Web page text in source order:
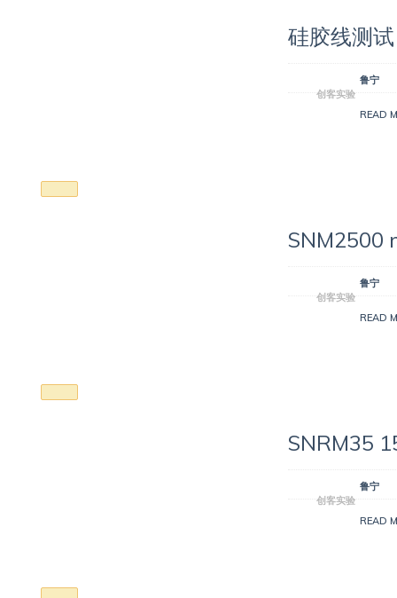
硅胶线测试
创客实验
鲁宁
READ
SNM2500
创客实验
鲁宁
READ
SNRM35
创客实验
鲁宁
READ